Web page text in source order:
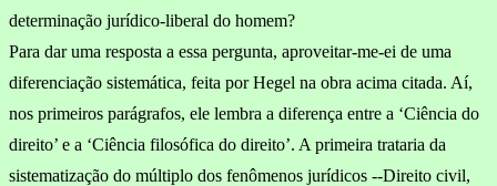
determinação jurídico-liberal do homem?
Para dar uma resposta a essa pergunta, aproveitar-me-ei de uma
diferenciação sistemática, feita por Hegel na obra acima citada. Aí,
nos primeiros parágrafos, ele lembra a diferença entre a ‘Ciência do
di­reito’ e a ‘Ciência filosófica do direito’. A primeira trataria da
sistematização do múltiplo dos fenômenos jurídicos --Direito civil,